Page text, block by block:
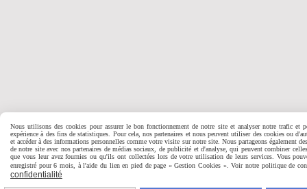
Nous utilisons des cookies pour assurer le bon fonctionnement de notre site et analyser notre trafic et
expérience à des fins de statistiques. Pour cela, nos partenaires et nous peuvent utiliser des cookies ou
et accéder à des informations personnelles comme votre visite sur notre site. Nous partageons également
de notre site avec nos partenaires de médias sociaux, de publicité et d'analyse, qui peuvent combiner
que vous leur avez fournies ou qu'ils ont collectées lors de votre utilisation de leurs services. Vous
enregistré pour 6 mois, à l'aide du lien en pied de page « Gestion Cookies ». Voir notre politique de
confidentialité